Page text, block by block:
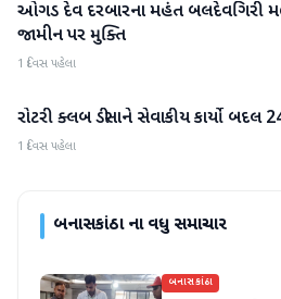
બનાસકાંઠા
ઓગડ દેવ દરબારના મહંત બલદેવગિરી
જામીન પર મુક્તિ
1 દિવસ પહેલા
બનાસકાંઠા
રોટરી ક્લબ ડીસાને સેવાકીય કાર્યો બદલ
1 દિવસ પહેલા
બનાસકાંઠાના વધુ સમાચાર
બનાસકાંઠા